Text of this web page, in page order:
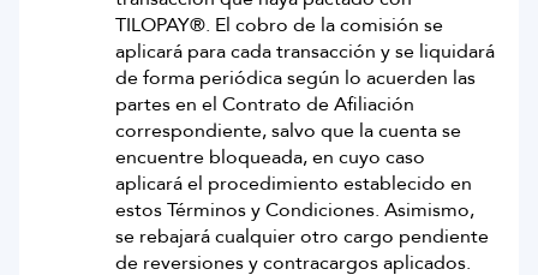
TILOPAY®. El cobro de la comisión se
aplicará para cada transacción y se liquidará
de forma periódica según lo acuerden las
partes en el Contrato de Afiliación
correspondiente, salvo que la cuenta se
encuentre bloqueada, en cuyo caso
aplicará el procedimiento establecido en
estos Términos y Condiciones. Asimismo,
se rebajará cualquier otro cargo pendiente
de reversiones y contracargos aplicados.